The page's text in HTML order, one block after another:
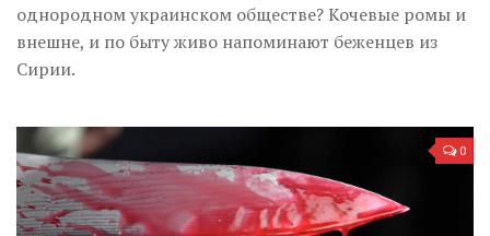
однородном украинском обществе? Кочевые ромы и
внешне, и по быту живо напоминают беженцев из
Сирии.
0